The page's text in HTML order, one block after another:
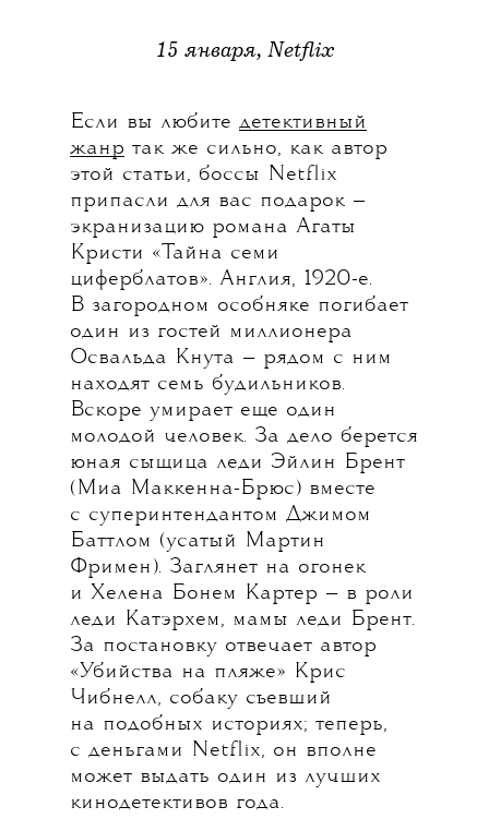
15 января, Netflix
Если вы любите детективный
жанр так же сильно, как автор
этой статьи, боссы Netflix
припасли для вас подарок —
экранизацию романа Агаты
Кристи «Тайна семи
циферблатов». Англия, 1920-е.
В загородном особняке погибает
один из гостей миллионера
Освальда Кнута — рядом с ним
находят семь будильников.
Вскоре умирает еще один
молодой человек. За дело берется
юная сыщица леди Эйлин Брент
(Миа Маккенна-Брюс) вместе
с суперинтендантом Джимом
Баттлом (усатый Мартин
Фримен). Заглянет на огонек
и Хелена Бонем Картер — в роли
леди Катэрхем, мамы леди Брент.
За постановку отвечает автор
«Убийства на пляже» Крис
Чибнелл, собаку съевший
на подобных историях; теперь,
с деньгами Netflix, он вполне
может выдать один из лучших
кинодетективов года.